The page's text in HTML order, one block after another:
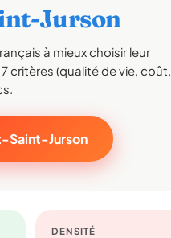
Jurson
à mieux choisir leur
critères (qualité de vie, coût,
Saint-Jurson
DENSITÉ